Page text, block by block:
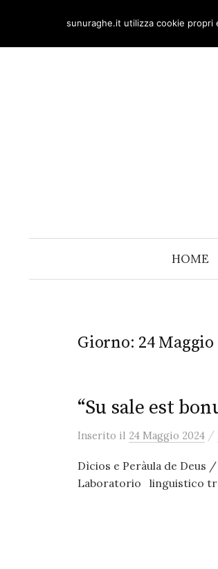
content
HOME
Giorno: 24 Maggio
“Su sale est
Inserito il 24 Maggio 2024 /
Dìcios e Peràula de Deus
Laboratorio linguistico
sunuraghe.it utilizza cookie propri